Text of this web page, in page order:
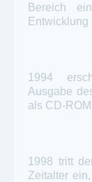
Bereich
1994
Ausgabe
als CD-
1998 tritt
Zeitalter